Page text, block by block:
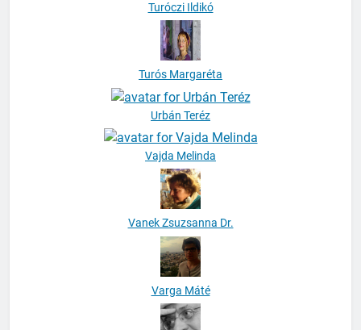
Turós Margaréta
Vanek Zsuzsanna Dr.
Varga Máté